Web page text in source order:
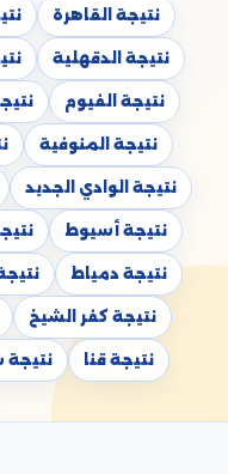
نتيجة القاهرة
نتيجة الدقهلية
نتيجة الفيوم
نتيجة المنوفية
نتيجة الوادي الجديد
نتيجة أسيوط
نتيجة دمياط
نتيجة كفر الشيخ
نتيجة قنا